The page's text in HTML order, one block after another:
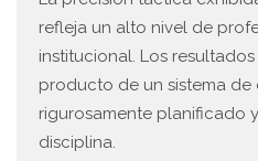
refleja un alto nivel de
institucional. Los
producto de un sistema
rigurosamente planificado
disciplina.